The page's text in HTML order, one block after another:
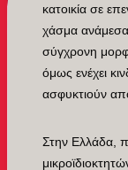
κατοικία σε
χάσμα
σύγχρονη
όμως ενέχει
ασφυκτιούν
Στην Ελλάδα,